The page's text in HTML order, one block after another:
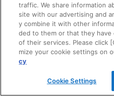
24時間換気システム〈エアス
簡易設計見積ソフト
R&Dセンター環境測定・分析
商品マスター申し込み
traffic. We share information
site with our advertising and
y combine it with other
ded to them or that they have
of their services. Please click
mize your cookie settings on
cy
Cookie Settings